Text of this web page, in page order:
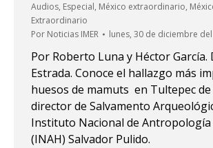
Audios, Especial, México extraordinario,
Extraordinario
Por Noticias IMER lunes, 30 de diciembre
Por Roberto Luna y Héctor García.
Estrada. Conoce el hallazgo más
huesos de mamuts en Tultepec
director de Salvamento
Instituto Nacional de
(INAH) Salvador Pulido.